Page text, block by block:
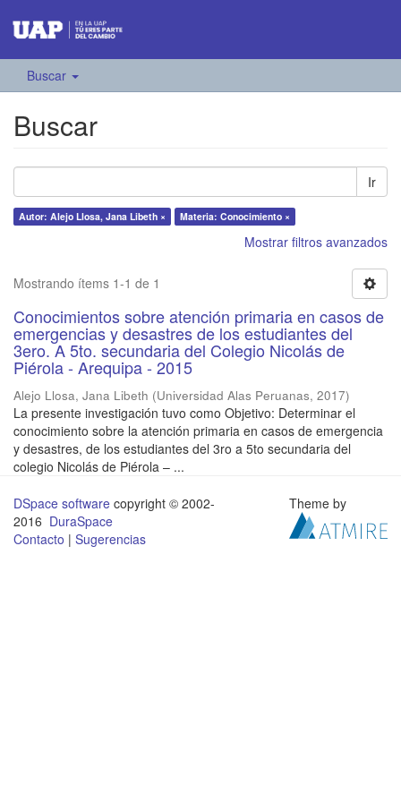
Buscar
Buscar
Ir
Autor: Alejo Llosa, Jana Libeth × Materia: Conocimiento ×
Mostrar filtros avanzados
Mostrando ítems 1-1 de 1
Conocimientos sobre atención primaria en casos de
emergencias y desastres de los estudiantes del
3ero. A 5to. secundaria del Colegio Nicolás de
Piérola - Arequipa - 2015
Alejo Llosa, Jana Libeth (Universidad Alas Peruanas, 2017)
La presente investigación tuvo como Objetivo: Determinar el
conocimiento sobre la atención primaria en casos de emergencia
y desastres, de los estudiantes del 3ro a 5to secundaria del
colegio Nicolás de Piérola – ...
DSpace software copyright © 2002-
2016 DuraSpace
Contacto | Sugerencias
Theme by